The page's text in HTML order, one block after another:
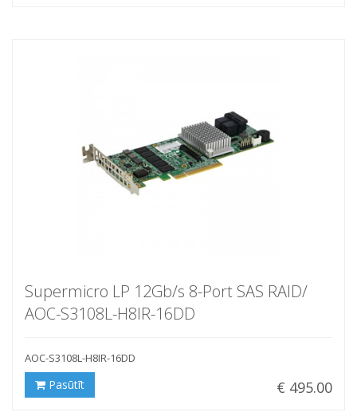
Supermicro LP 12Gb/s 8-Port SAS RAID/
AOC-S3108L-H8IR-16DD
AOC-S3108L-H8IR-16DD
€ 495.00
Pasūtīt